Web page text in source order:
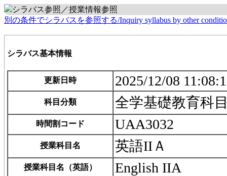
シラバス参照／授業情報参照
別の条件でシラバスを参照する/Inquiry syllabus by other
シラバス基本情報
更新日時 2025/12/08
科目分類 全学基礎教育科
時間割コード UAA3032
授業科目名 英語IIＡ
授業科目名（英語） English IIA